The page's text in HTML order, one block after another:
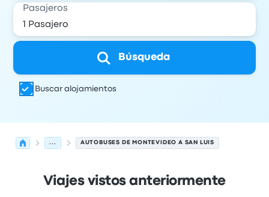
Pasajeros
Búsqueda
Buscar alojamientos
... AUTOBUSES DE MONTEVIDEO A SAN LUIS
Viajes vistos anteriormente